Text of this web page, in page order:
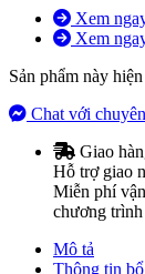
Xem
Xem
Sản phẩm này
Chat với
Giao
Hỗ trợ giao
Miễn phí
chương
Mô tả
Thông tin